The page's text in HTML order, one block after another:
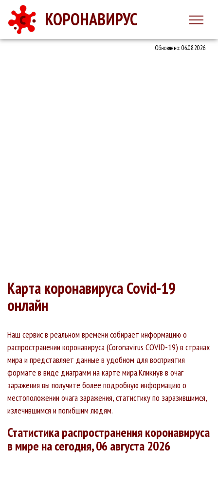
КОРОНАВИРУС
Обновлено: 06.08.2026
Карта коронавируса Covid-19
онлайн
Наш сервис в реальном времени собирает информацию о
распространении коронавируса (Coronavirus COVID-19) в странах
мира и представляет данные в удобном для восприятия
формате в виде диаграмм на карте мира.Кликнув в очаг
заражения вы получите более подробную информацию о
местоположении очага заражения, статистику по заразившимся,
излечившимся и погибшим людям.
Статистика распространения коронавируса
в мире на сегодня, 06 августа 2026